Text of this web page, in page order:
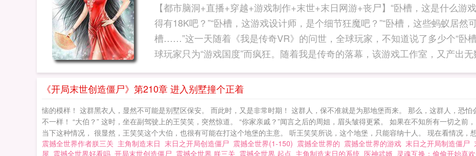
【都市脑洞+直播+穿越+游戏制作+末世+末日网游+丧尸】“卧槽，这是什么游
得有18K吧？”“卧槽，这游戏设计师，是个细节狂魔吧？”“卧槽，这些蚂蚁居然
槽……”这一天随着《我是传奇VR》的问世，全球玩家，不知道说了多少个“卧
球玩家只为“游戏国度”而疯狂。随着我是传奇的落幕，该游戏工作室，又产出
界
《开局末世创造僵尸》第210章 进入别墅撞个正着
恼的模样！ 这群黑衣人，显然不可能是别墅区保安。 而此时，又是非常时期！ 这群人，保不准就是为那地堡而来。 那么，这群人，恐
不一样！ “大伯？” 这时，坐在副驾驶上的王笑笑，突然惊道。 “你家亲戚？”闻言之后的周姐，眉头皱得更紧。 如果在不知所有一切之前
当下这种情况， 很显然，王笑笑这个大伯，也很有可能在打这个地堡的主意。 听王笑笑所说，这个地堡，只能容纳十人。 现在看情况，
震撼全世界作者朕三关 主角制造末日 末日之开局创造僵尸 震撼全世界(1-150) 震撼全世界的 震撼全世界的游戏 末日之开局制造僵尸
屋 震撼全世界好看吗 开局末世创造僵尸 震撼全世界 朕三关 震撼全世界 起点 主角制造末日的系统 医神武婿 灵魂互换：偷偷开始喜